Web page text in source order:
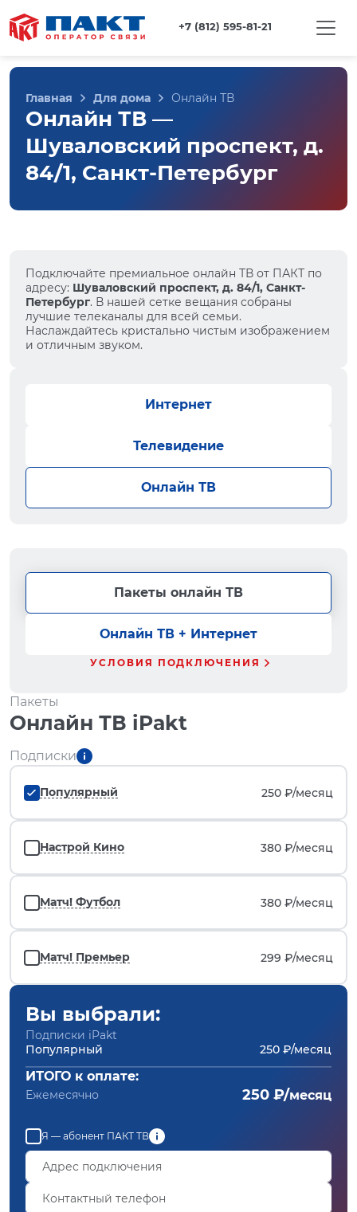
+7 (812) 595-81-21
Главная Для дома Онлайн ТВ
Онлайн ТВ —
Шуваловский проспект, д.
84/1, Санкт-Петербург
Подключайте премиальное онлайн ТВ от ПАКТ по
адресу: Шуваловский проспект, д. 84/1, Санкт-
Петербург. В нашей сетке вещания собраны
лучшие телеканалы для всей семьи.
Наслаждайтесь кристально чистым изображением
и отличным звуком.
Интернет
Телевидение
Онлайн ТВ
Пакеты онлайн ТВ
Онлайн ТВ + Интернет
УСЛОВИЯ ПОДКЛЮЧЕНИЯ
Пакеты
Онлайн ТВ iPakt
Подписки
Популярный 250 ₽/месяц
Настрой Кино 380 ₽/месяц
Матч! Футбол 380 ₽/месяц
Матч! Премьер 299 ₽/месяц
Вы выбрали:
Подписки iPakt
Популярный
250 ₽/месяц
ИТОГО к оплате:
Ежемесячно 250 ₽/месяц
Я — абонент ПАКТ ТВ